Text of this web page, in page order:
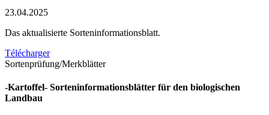
23.04.2025
Das aktualisierte Sorteninformationsblatt.
Télécharger
Sortenprüfung/Merkblätter
-Kartoffel- Sorteninformationsblätter für den biologischen
Landbau